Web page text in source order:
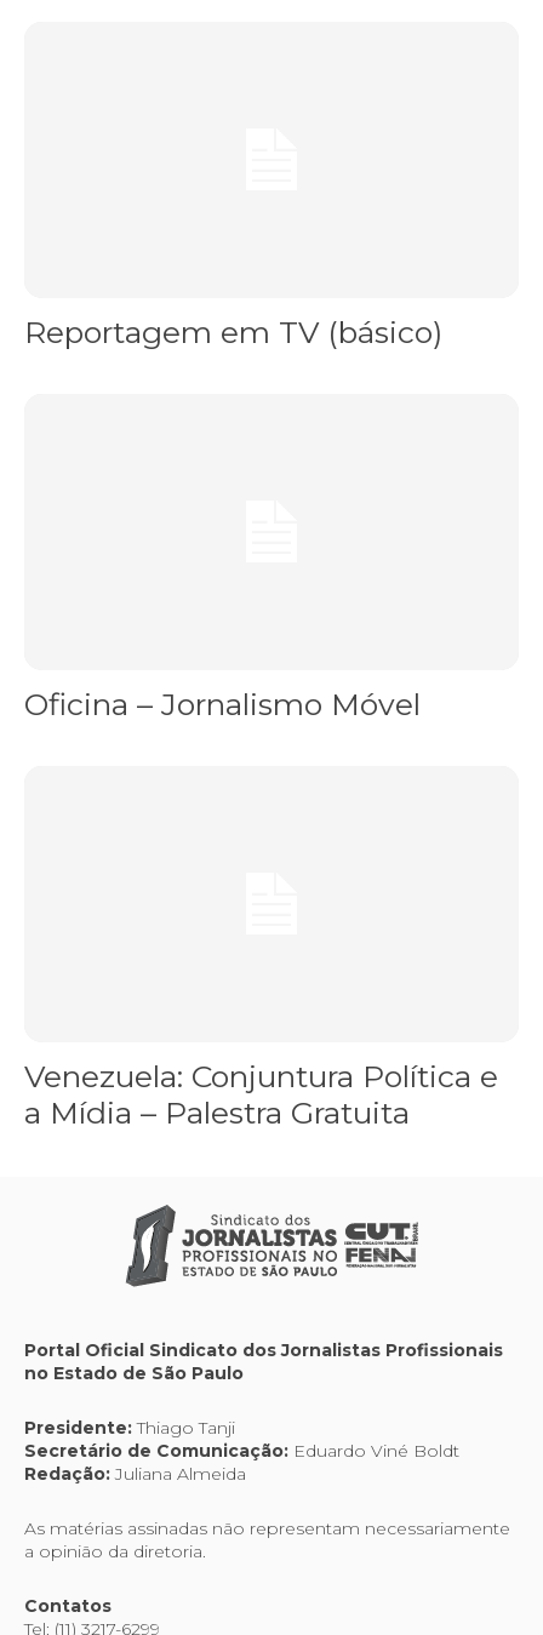
Reportagem em TV (básico)
Oficina – Jornalismo Móvel
Venezuela: Conjuntura Política e
a Mídia – Palestra Gratuita
Portal Oficial Sindicato dos Jornalistas Profissionais
no Estado de São Paulo
Presidente:Thiago Tanji
Secretário de Comunicação: Eduardo Viné Boldt
Redação:Juliana Almeida
As matérias assinadas não representam necessariamente
a opinião da diretoria.
Contatos
Tel: (11) 3217-6299